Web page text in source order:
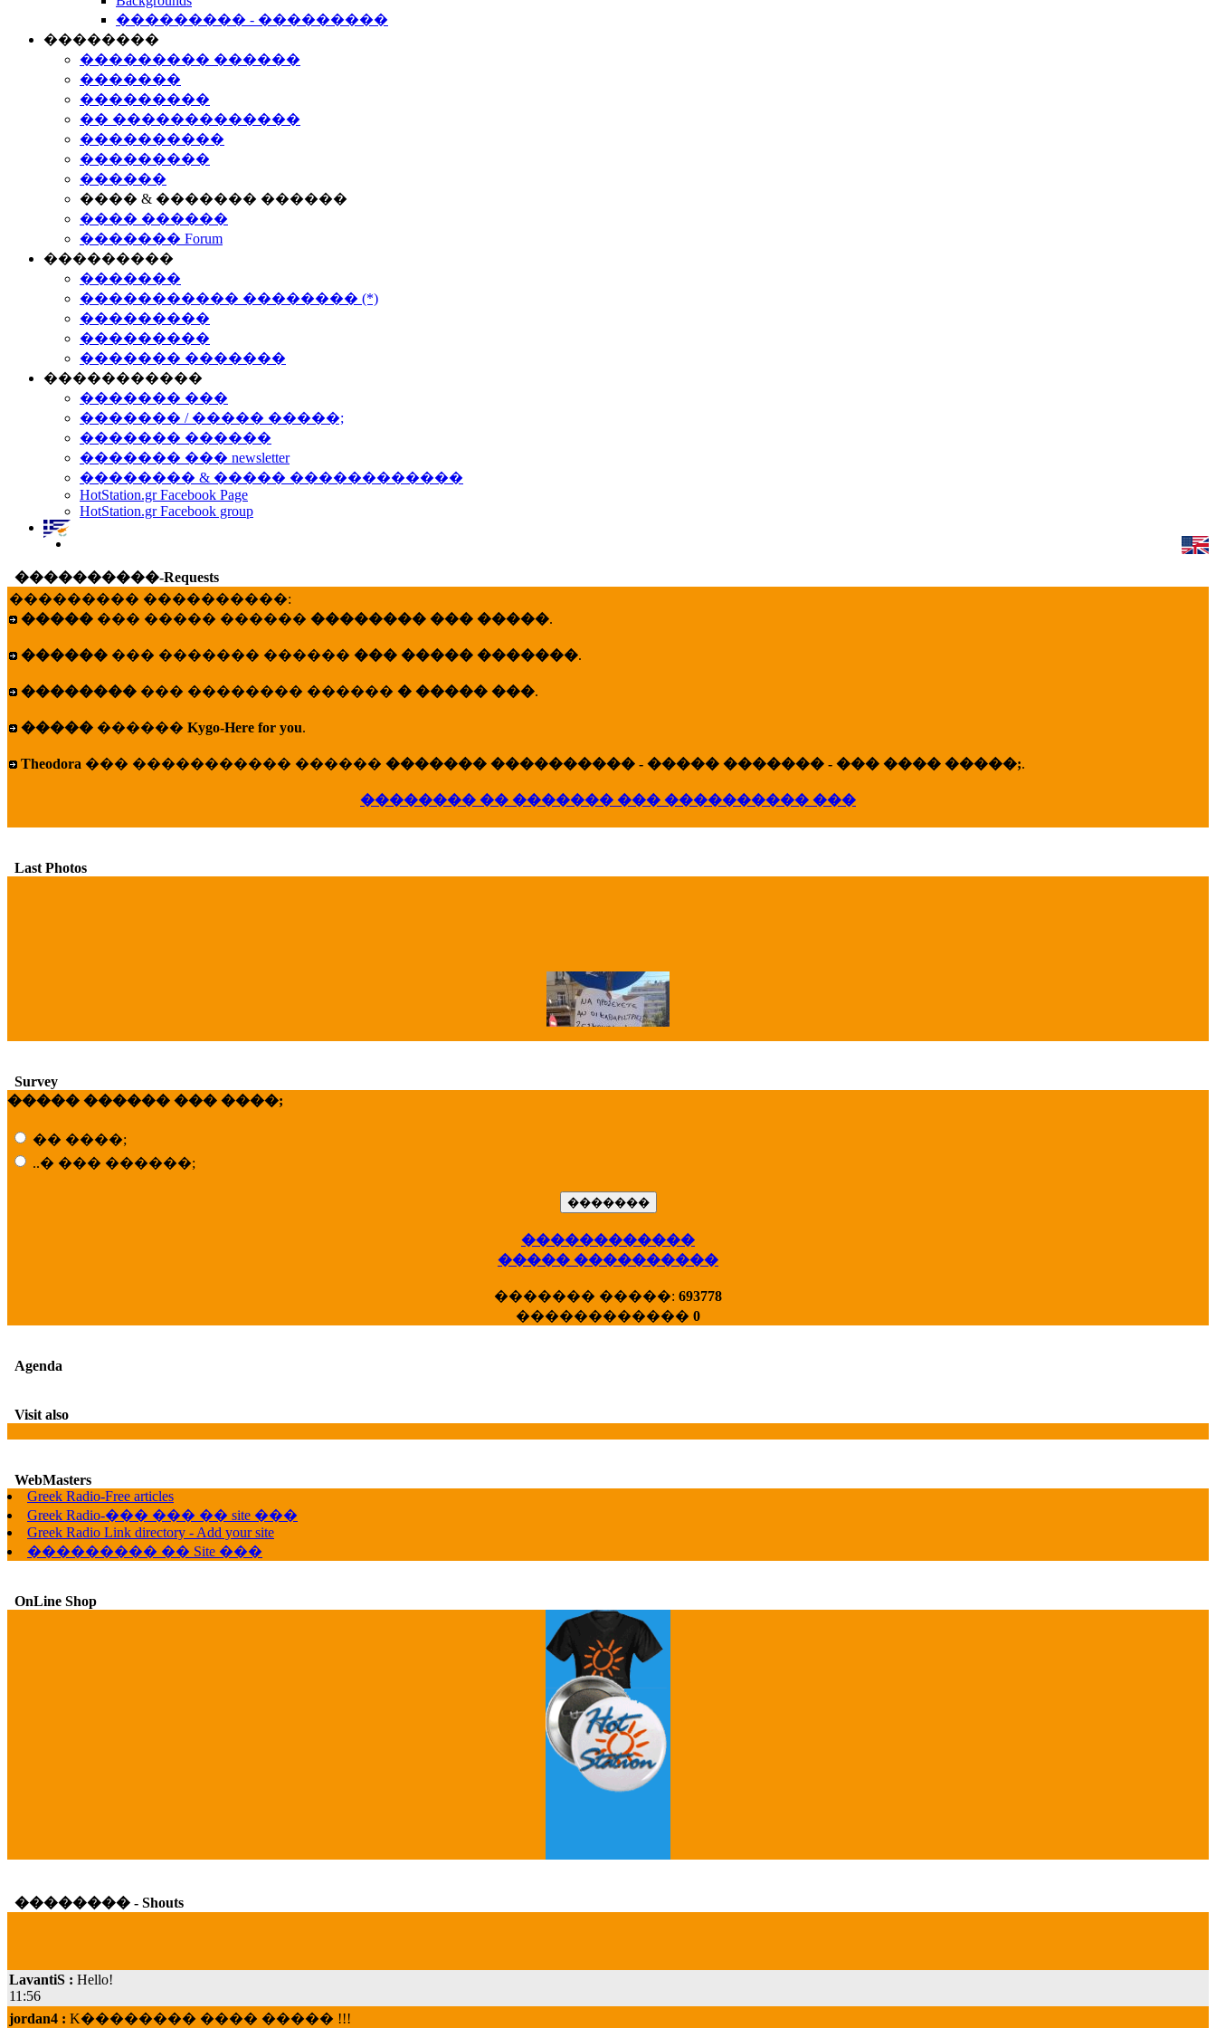
��������� - ���������
��������
��������� ������
�������
���������
�� �������������
����������
���������
������
���� & ������� ������
���� ������
������� Forum
���������
�������
����������� �������� (*)
���������
���������
������� �������
�����������
������� ���
������� / ����� �����;
������� ������
������� ��� newsletter
�������� & ����� ������������
HotStation.gr Facebook Page
HotStation.gr Facebook group
����������-Requests
��������� ����������:
����� ��� ����� ������ �������� ��� �����.
������ ��� ������� ������ ��� ����� �������.
�������� ��� �������� ������ � ����� ���.
����� ������ Kygo-Here for you.
Theodora ��� ����������� ������ ������� ���������� - ����� ������� - ��� ���� �����;.
�������� �� ������� ��� ���������� ���
Last Photos
X�����
����� HotStat
Grey's Anatomy
Survey
����� ������ ��� ����;
�� ����;
..� ��� ������;
������������
����� ����������
������� �����: 693778
������������ 0
Agenda
Visit also
WebMasters
Greek Radio-Free articles
Greek Radio-��� ��� �� site ���
Greek Radio Link directory - Add your site
��������� �� Site ���
OnLine Shop
�������� - Shouts
11:56
jordan4 :K�������� ���� ����� !!!
19:45